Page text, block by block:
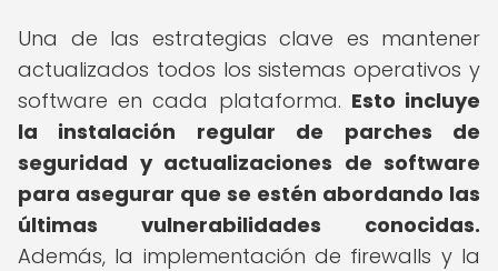
Una de las estrategias clave es mantener
actualizados todos los sistemas operativos y
software en cada plataforma. Esto incluye
la instalación regular de parches de
seguridad y actualizaciones de software
para asegurar que se estén abordando las
últimas vulnerabilidades conocidas.
Además, la implementación de firewalls y la